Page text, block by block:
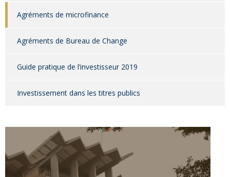
Agréments de microfinance
Agréments de Bureau de Change
Guide pratique de l’investisseur 2019
Investissement dans les titres publics